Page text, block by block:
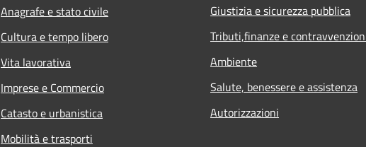
Anagrafe e stato civile
Cultura e tempo libero
Vita lavorativa
Imprese e Commercio
Catasto e urbanistica
Mobilità e trasporti
Giustizia e sicurezza pubblica
Tributi,finanze e
Ambiente
Salute, benessere e assistenza
Autorizzazioni